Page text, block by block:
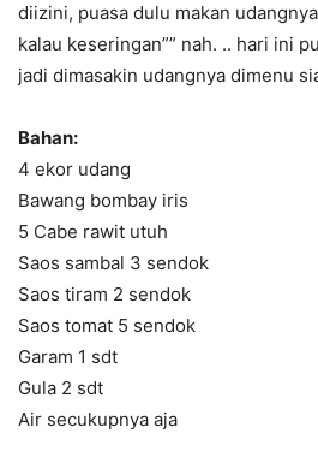
diizini, puasa dulu makan
kalau keseringan”” nah. .. hari ini
jadi dimasakin udangnya dimenu
Bahan:
4 ekor udang
Bawang bombay iris
5 Cabe rawit utuh
Saos sambal 3 sendok
Saos tiram 2 sendok
Saos tomat 5 sendok
Garam 1 sdt
Gula 2 sdt
Air secukupnya aja